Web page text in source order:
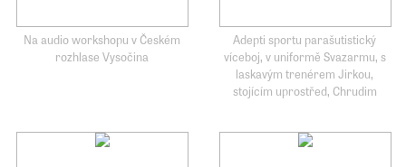
Na audio workshopu v Českém
rozhlase Vysočina
Adepti sportu parašutistický
víceboj, v uniformě Svazarmu, s
laskavým trenérem Jirkou,
stojícím uprostřed, Chrudim